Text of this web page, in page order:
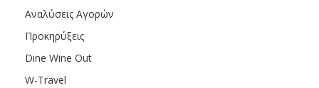
Αναλύσεις Αγορών
Προκηρύξεις
Dine Wine Out
W-Travel